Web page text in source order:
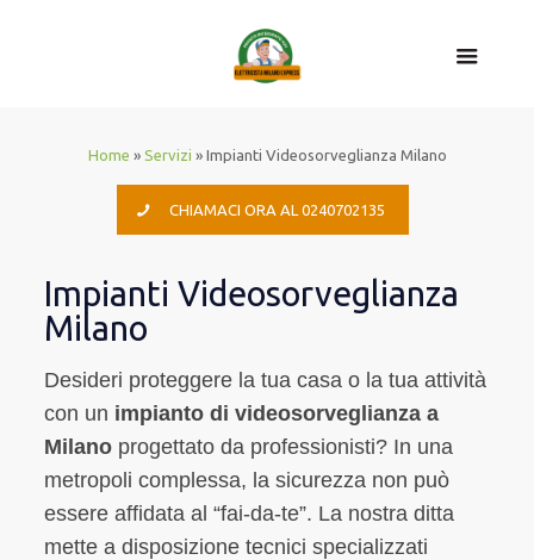
Home » Servizi » Impianti Videosorveglianza Milano
CHIAMACI ORA AL 0240702135
Impianti Videosorveglianza
Milano
Desideri proteggere la tua casa o la tua attività
con un impianto di videosorveglianza a
Milano progettato da professionisti? In una
metropoli complessa, la sicurezza non può
essere affidata al “fai-da-te”. La nostra ditta
mette a disposizione tecnici specializzati